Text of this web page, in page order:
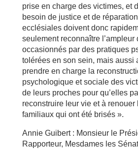
prise en charge des victimes, et
besoin de justice et de
ecclésiales doivent donc
seulement reconnaître l’ampleur
occasionnés par des pratiques
tolérées en son sein, mais aussi
prendre en charge la
psychologique et sociale des
de leurs proches pour qu’elles
reconstruire leur vie et à renouer
familiaux qui ont été brisés ».
Annie Guibert : Monsieur le
Rapporteur, Mesdames les